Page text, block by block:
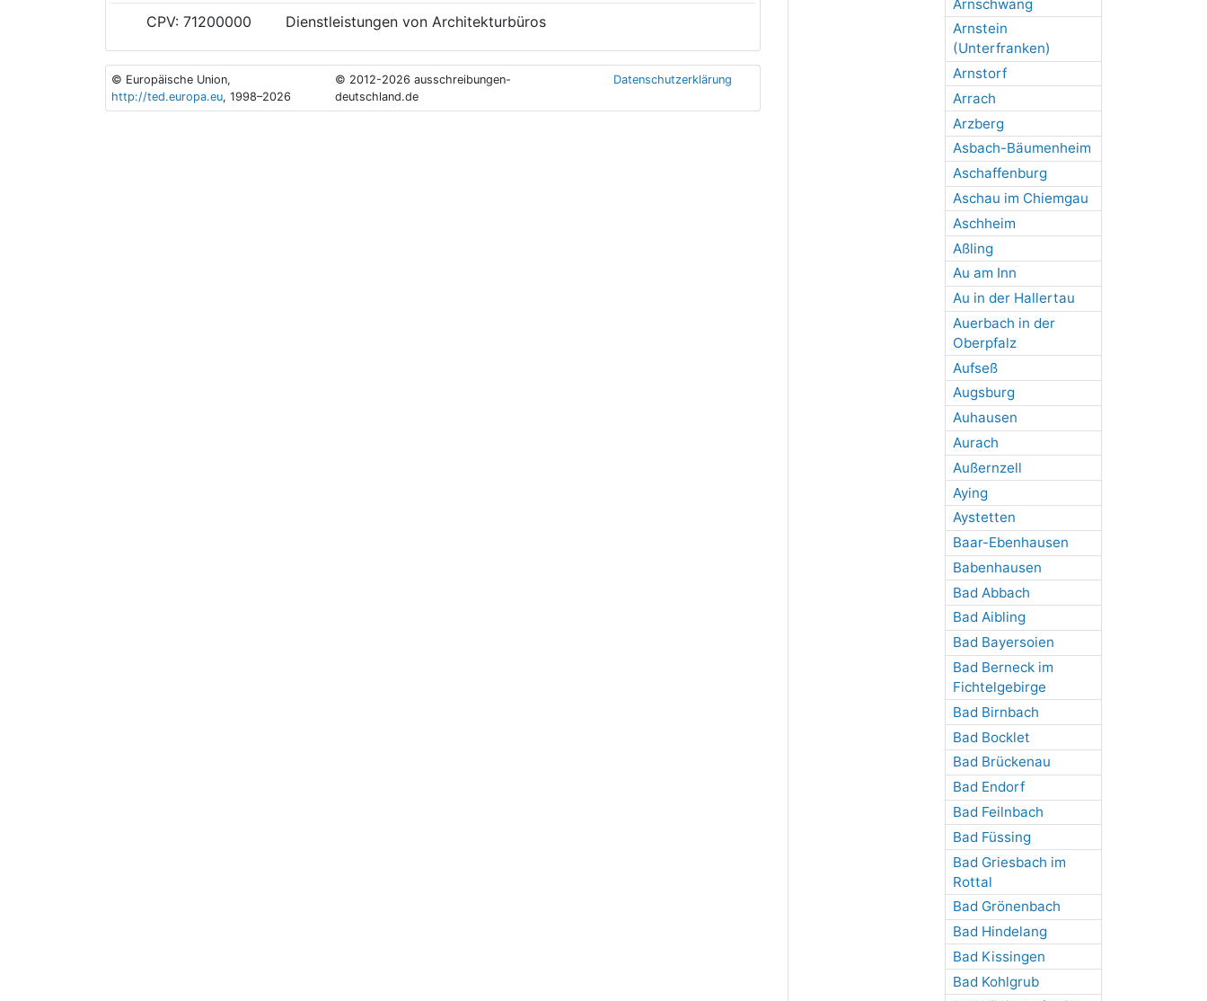
Arnschwang
Arnstein
(Unterfranken)
Arnstorf
Arrach
Arzberg
Asbach-Bäumenheim
Aschaffenburg
Aschau im Chiemgau
Aschheim
Aßling
Au am Inn
Au in der Hallertau
Auerbach in der
Oberpfalz
Aufseß
Augsburg
Auhausen
Aurach
Außernzell
Aying
Aystetten
Baar-Ebenhausen
Babenhausen
Bad Abbach
Bad Aibling
Bad Bayersoien
Bad Berneck im
Fichtelgebirge
Bad Birnbach
Bad Bocklet
Bad Brückenau
Bad Endorf
Bad Feilnbach
Bad Füssing
Bad Griesbach im
Rottal
Bad Grönenbach
Bad Hindelang
Bad Kissingen
Bad Kohlgrub
CPV: 71200000 Dienstleistungen von Architekturbüros
© Europäische Union,
http://ted.europa.eu, 1998–2026
© 2012-2026 ausschreibungen-
deutschland.de
Datenschutzerklärung